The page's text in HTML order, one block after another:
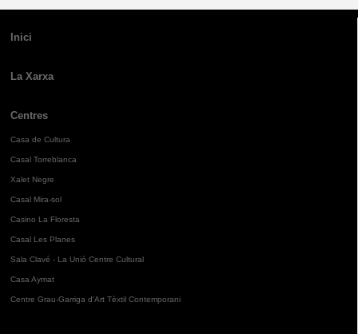
Inici
La Xarxa
Centres
Casa de Cultura
Casal Torreblanca
Xalet Negre
Casal Mira-sol
Casino La Floresta
Casal Les Planes
Sala Clavé - La Unió Centre Cultural
Casa Aymat
Centre Grau-Garriga d'Art Tèxtil Contemporani